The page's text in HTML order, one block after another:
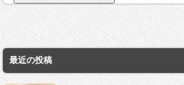
最近の投稿